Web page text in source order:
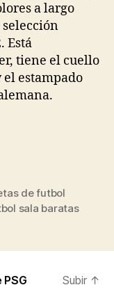
a largo
selección
Está
tiene el cuello
estampado
de futbol
sala baratas
Subir ↑